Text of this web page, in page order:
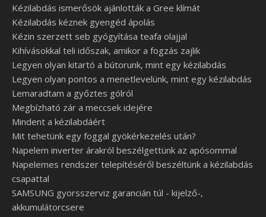
Kézilabdás ismerősök ajánlották a Gree klímát
Kézilabdás kéznek gyengéd ápolás
Kézin szerzett seb gyógyítása teafa olajjal
Kihívásokkal teli időszak, amikor a fogzás zajlik
Legyen olyan kitartó a bútorunk, mint egy kézilabdás
Legyen olyan pontos a menetlevelünk, mint egy kézilabdás
Lemaradtam a győztes gólról
Megbízható zár a meccsek idejére
Mindent a kézilabdáért
Mit tehetünk egy foggal gyökérkezelés után?
Napelem inverter árakról beszélgettünk az apósommal
Napelemes rendszer telepítéséről beszéltünk a kézilabdás
csapattal
SAMSUNG gyorsszerviz garancián túl - kijelző-,
akkumulátorcsere